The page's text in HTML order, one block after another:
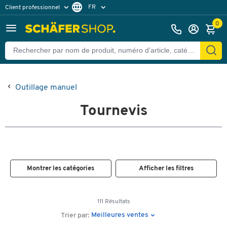
Client professionnel
Client particulier
FR
0
Outillage manuel
Tournevis
Montrer les catégories Afficher les filtres
111 Résultats
Trier par: Meilleures ventes